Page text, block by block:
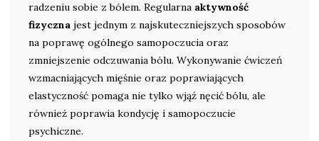
radzeniu sobie z bólem. Regularna aktywność
fizyczna jest jednym z najskuteczniejszych sposobów
na poprawę ogólnego samopoczucia oraz
zmniejszenie odczuwania bólu. Wykonywanie ćwiczeń
wzmacniających mięśnie oraz poprawiających
elastyczność pomaga nie tylko wjąź nęcić bólu, ale
również poprawia kondycję i samopoczucie
psychiczne.